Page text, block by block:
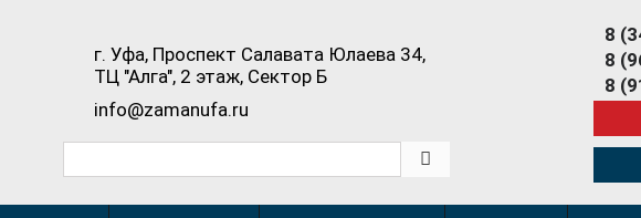
г. Уфа, Проспект Салавата Юлаева 34,
ТЦ "Алга", 2 этаж, Сектор Б
info@zamanufa.ru
8
8
8